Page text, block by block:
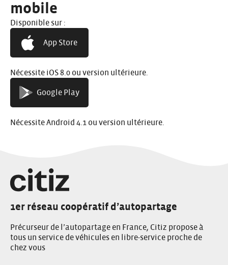
mobile
Disponible sur :
App Store
Nécessite iOS 8.0 ou version ultérieure.
Google Play
Nécessite Android 4.1 ou version ultérieure.
1er réseau coopératif d’autopartage
Précurseur de l’autopartage en France, Citiz propose à
tous un service de véhicules en libre-service proche de
chez vous